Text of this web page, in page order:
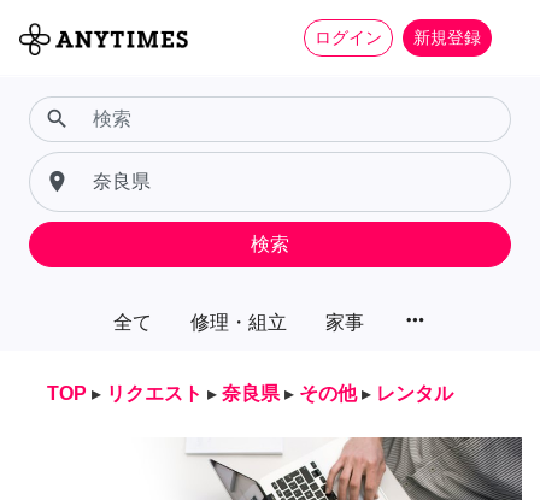
ログイン 新規登録
全て 修理・組立 家事 more_horiz
search
place
検索
TOP ▸ リクエスト ▸ 奈良県 ▸ その他 ▸ レンタル